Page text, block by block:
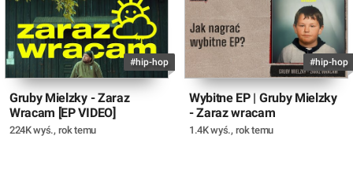
#hip-hop
Gruby Mielzky - Zaraz
Wracam [EP VIDEO]
224K wyś., rok temu
#hip-hop
Wybitne EP | Gruby Mielzky
- Zaraz wracam
1.4K wyś., rok temu